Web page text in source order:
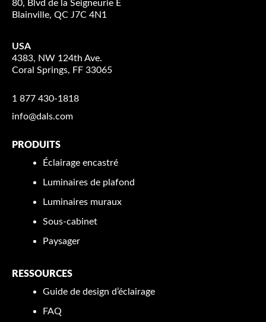
80, Blvd de la Seigneurie E
Blainville, QC J7C 4N1
USA
4383, NW 124th Ave.
Coral Springs, FF 33065
1 877 430-1818
info@dals.com
PRODUITS
Éclairage encastré
Luminaires de plafond
Luminaires muraux
Sous-cabinet
Paysager
RESSOURCES
Guide de design d’éclairage
FAQ